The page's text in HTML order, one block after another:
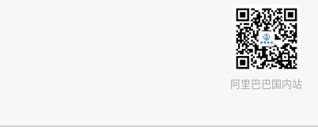
阿里巴巴国内站